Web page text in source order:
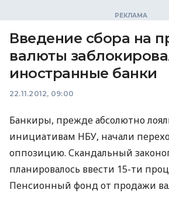
Введение сбора на
валюты
иностранные банки
22.11.2012, 09:00
Банкиры, прежде абсолютно
инициативам НБУ, начали
оппозицию. Скандальный
планировалось ввести 15-ти
Пенсионный фонд от продажи